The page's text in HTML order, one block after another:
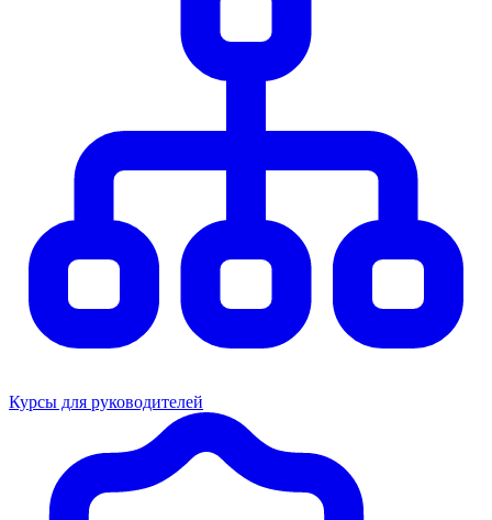
Курсы для руководителей